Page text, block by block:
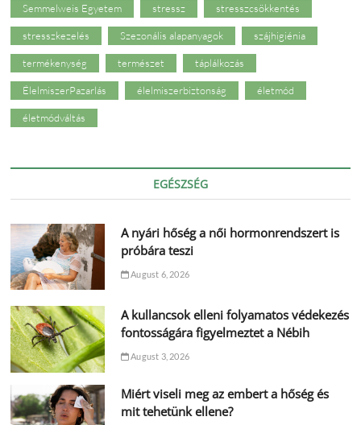
Semmelweis Egyetem stressz stresszcsökkentés
stresszkezelés Szezonális alapanyagok szájhigiénia
termékenység természet táplálkozás
ÉlelmiszerPazarlás élelmiszerbiztonság életmód
életmódváltás
EGÉSZSÉG
A nyári hőség a női hormonrendszert is
próbára teszi
August 6, 2026
A kullancsok elleni folyamatos védekezés
fontosságára figyelmeztet a Nébih
August 3, 2026
Miért viseli meg az embert a hőség és
mit tehetünk ellene?